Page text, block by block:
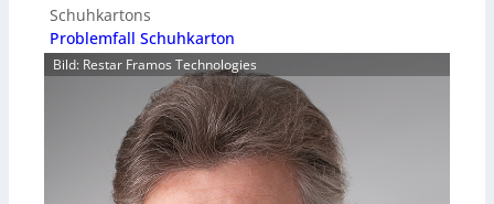
Schuhkartons
Problemfall Schuhkarton
Bild: Restar Framos Technologies